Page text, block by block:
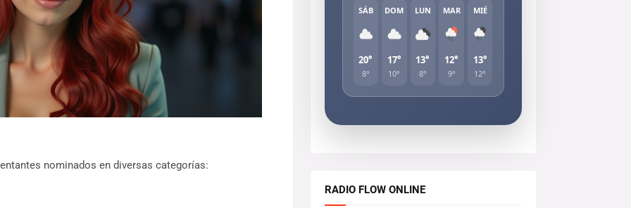
nominados en diversas categorías:
SÁB
20°
8°
DOM
17°
10°
LUN
13°
8°
MAR
12°
9°
MIÉ
13°
12°
RADIO FLOW ONLINE